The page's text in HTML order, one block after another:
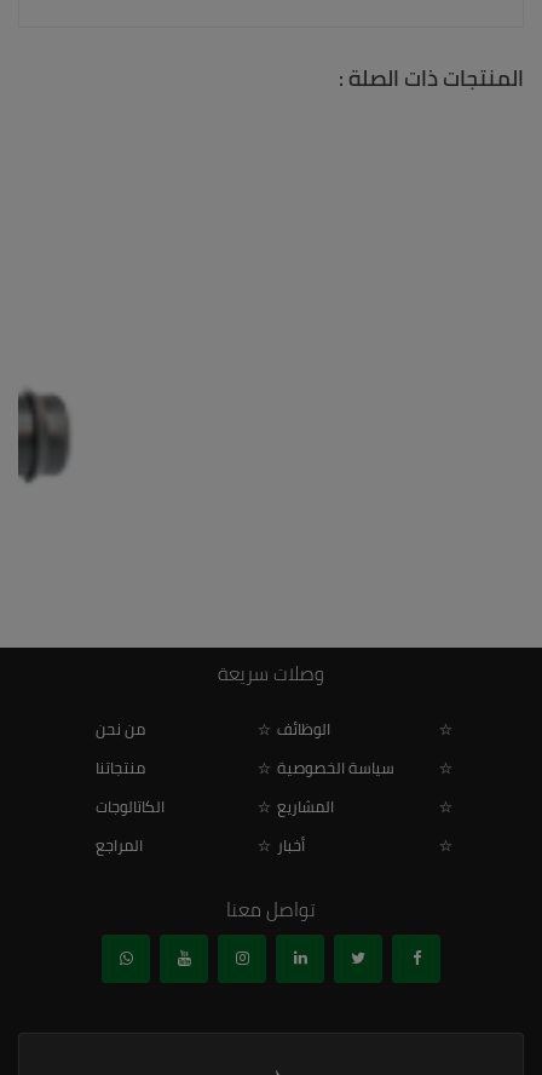
المنتجات ذات الصلة :
وصلات سريعة
من نحن
الوظائف
منتجاتنا
سياسة الخصوصية
الكاتالوجات
المشاريع
المراجع
أخبار
تواصل معنا